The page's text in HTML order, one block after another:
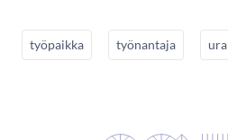
työpaikka työnantaja ura